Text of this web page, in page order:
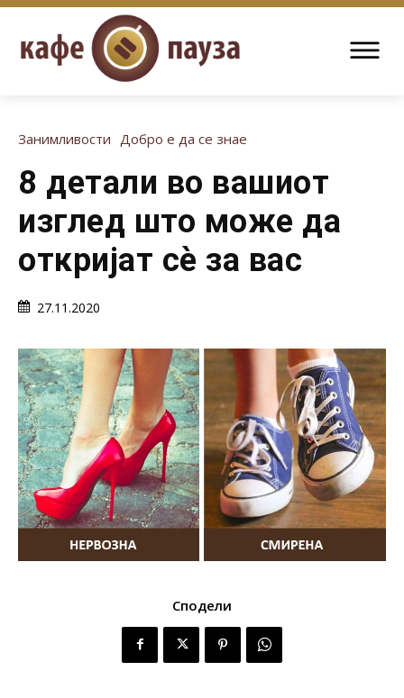
Занимливости Добро е да се знае
8 детали во вашиот
изглед што може да
откријат сè за вас
27.11.2020
Сподели